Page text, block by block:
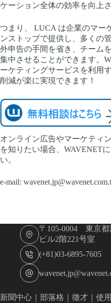
ケーション全体の効率を向上さ
つまり、 LUCA は企業のマー
ンストップで提供し、多くの
外申告の手間を省き、チーム
集中させることができます。
ーケティングサービスを利用
削減が楽に実現できます！
オンライン広告やマーケティ
を知りたい場合、WAVENET
い。
e-mail:
〒105-0004 東京都
ビル2階221号室
(+81)03-6895-7605
新聞中心 部落格 徵才 使